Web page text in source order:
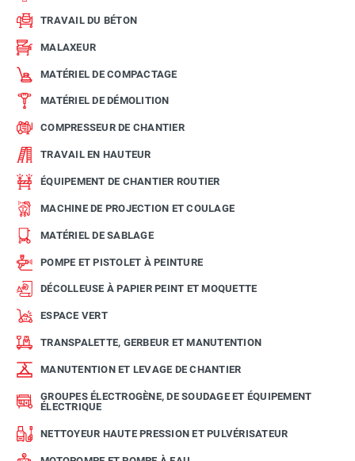
TRAVAIL DU BÉTON
MALAXEUR
MATÉRIEL DE COMPACTAGE
MATÉRIEL DE DÉMOLITION
COMPRESSEUR DE CHANTIER
TRAVAIL EN HAUTEUR
ÉQUIPEMENT DE CHANTIER ROUTIER
MACHINE DE PROJECTION ET COULAGE
MATÉRIEL DE SABLAGE
POMPE ET PISTOLET À PEINTURE
DÉCOLLEUSE À PAPIER PEINT ET MOQUETTE
ESPACE VERT
TRANSPALETTE, GERBEUR ET MANUTENTION
MANUTENTION ET LEVAGE DE CHANTIER
GROUPES ÉLECTROGÈNE, DE SOUDAGE ET ÉQUIPEMENT
ÉLECTRIQUE
NETTOYEUR HAUTE PRESSION ET PULVÉRISATEUR